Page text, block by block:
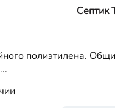
Септик
полиэтилена.